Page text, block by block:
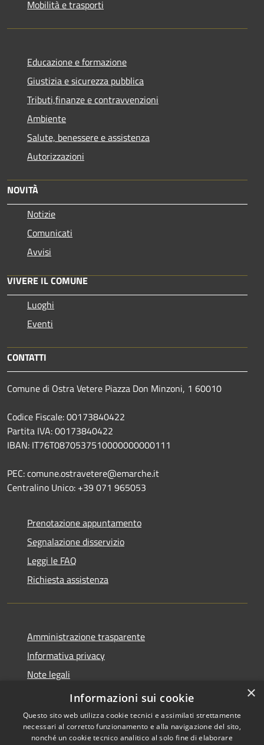
Mobilità e trasporti
Educazione e formazione
Giustizia e sicurezza pubblica
Tributi,finanze e contravvenzioni
Ambiente
Salute, benessere e assistenza
Autorizzazioni
NOVITÀ
Notizie
Comunicati
Avvisi
VIVERE IL COMUNE
Luoghi
Eventi
CONTATTI
Comune di Ostra Vetere Piazza Don Minzoni, 1 60010
Codice Fiscale: 00173840422
Partita IVA: 00173840422
IBAN: IT76T0870537510000000000111
PEC: comune.ostravetere@emarche.it
Centralino Unico: +39 071 965053
Prenotazione appuntamento
Segnalazione disservizio
Leggi le FAQ
Richiesta assistenza
Amministrazione trasparente
Informativa privacy
Note legali
Dichiarazione di accessibilità
×
Informazioni sui cookie
Questo sito web utilizza cookie tecnici e assimilati strettamente
necessari al corretto funzionamento e alla navigazione del sito,
nonché un cookie tecnico analitico al solo fine di elaborare